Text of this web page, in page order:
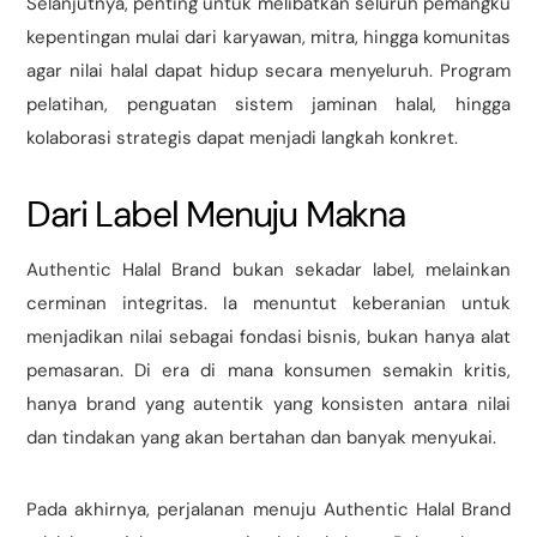
kepentingan mulai dari karyawan, mitra, hingga komunitas
agar nilai halal dapat hidup secara menyeluruh. Program
pelatihan, penguatan sistem jaminan halal, hingga
kolaborasi strategis dapat menjadi langkah konkret.
Dari Label Menuju Makna
Authentic Halal Brand bukan sekadar label, melainkan
cerminan integritas. Ia menuntut keberanian untuk
menjadikan nilai sebagai fondasi bisnis, bukan hanya alat
pemasaran. Di era di mana konsumen semakin kritis,
hanya brand yang autentik yang konsisten antara nilai
dan tindakan yang akan bertahan dan banyak menyukai.
Pada akhirnya, perjalanan menuju Authentic Halal Brand